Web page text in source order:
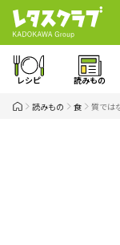
レシピ 読みもの
読みもの 食 質では